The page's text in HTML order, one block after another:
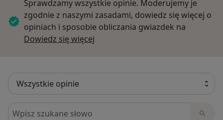
Sprawdzamy wszystkie opinie. Moderujemy je
zgodnie z naszymi zasadami, dowiedz się więcej o
opiniach i sposobie obliczania gwiazdek na
Dowiedz się więcej
Szukaj w opiniach